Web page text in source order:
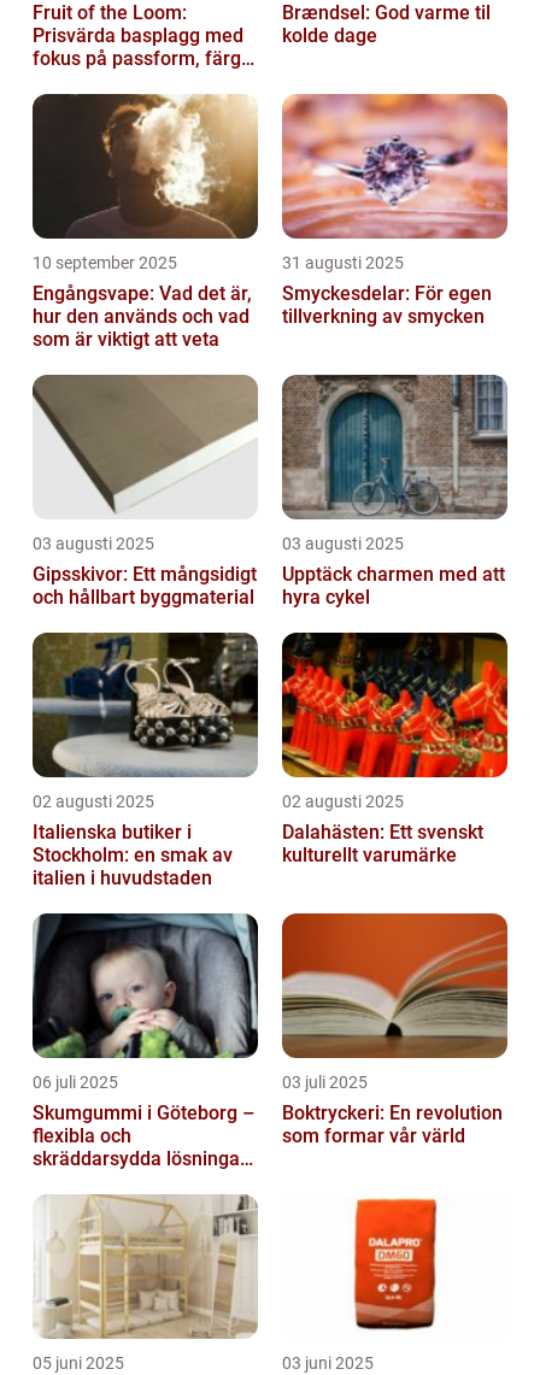
Fruit of the Loom:
Prisvärda basplagg med
fokus på passform, färg
Brændsel: God varme til
kolde dage
10 september 2025
Engångsvape: Vad det är,
hur den används och vad
som är viktigt att veta
31 augusti 2025
Smyckesdelar: För egen
tillverkning av smycken
03 augusti 2025
Gipsskivor: Ett mångsidigt
och hållbart byggmaterial
03 augusti 2025
Upptäck charmen med att
hyra cykel
02 augusti 2025
Italienska butiker i
Stockholm: en smak av
italien i huvudstaden
02 augusti 2025
Dalahästen: Ett svenskt
kulturellt varumärke
06 juli 2025
Skumgummi i Göteborg –
flexibla och
skräddarsydda lösningar
03 juli 2025
Boktryckeri: En revolution
som formar vår värld
05 juni 2025 03 juni 2025